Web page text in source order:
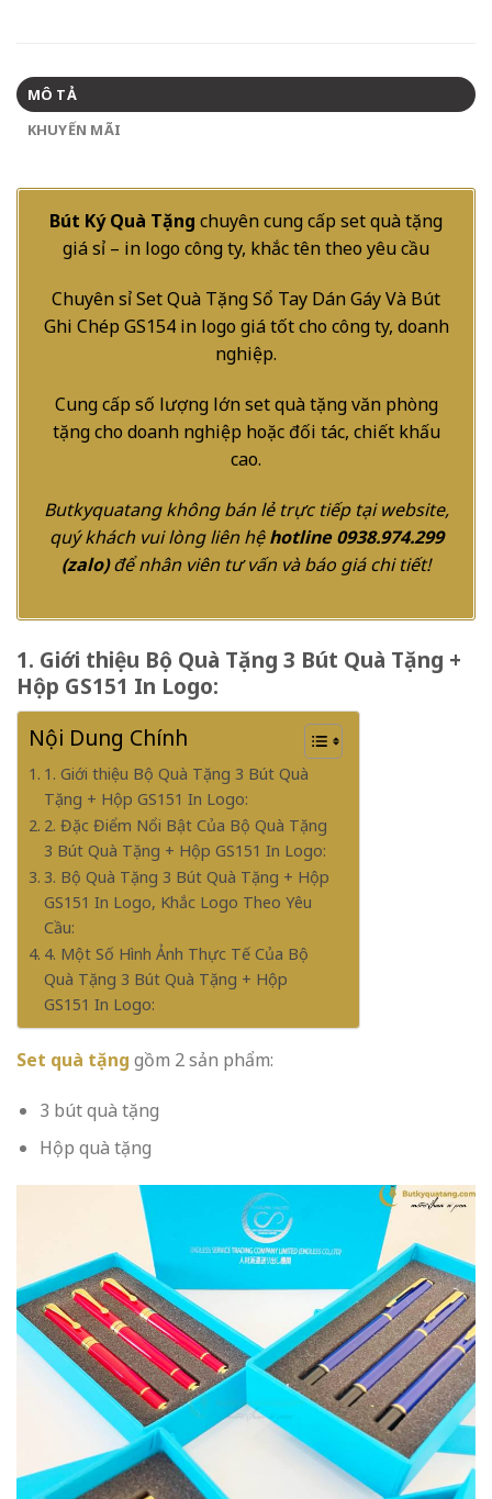
MÔ TẢ
KHUYẾN MÃI
Bút Ký Quà Tặng chuyên cung cấp set quà tặng
giá sỉ – in logo công ty, khắc tên theo yêu cầu
Chuyên sỉ Set Quà Tặng Sổ Tay Dán Gáy Và Bút
Ghi Chép GS154 in logo giá tốt cho công ty, doanh
nghiệp.
Cung cấp số lượng lớn set quà tặng văn phòng
tặng cho doanh nghiệp hoặc đối tác, chiết khấu
cao.
Butkyquatang không bán lẻ trực tiếp tại website,
quý khách vui lòng liên hệhotline 0938.974.299
(zalo)để nhân viên tư vấn và báo giá chi tiết!
1. Giới thiệu Bộ Quà Tặng 3 Bút Quà Tặng +
Hộp GS151 In Logo:
Nội Dung Chính
1. Giới thiệu Bộ Quà Tặng 3 Bút Quà
Tặng + Hộp GS151 In Logo:
2. Đặc Điểm Nổi Bật Của Bộ Quà Tặng
3 Bút Quà Tặng + Hộp GS151 In Logo:
3. Bộ Quà Tặng 3 Bút Quà Tặng + Hộp
GS151 In Logo, Khắc Logo Theo Yêu
Cầu:
4. Một Số Hình Ảnh Thực Tế Của Bộ
Quà Tặng 3 Bút Quà Tặng + Hộp
GS151 In Logo:
Set quà tặng gồm 2 sản phẩm:
3 bút quà tặng
Hộp quà tặng